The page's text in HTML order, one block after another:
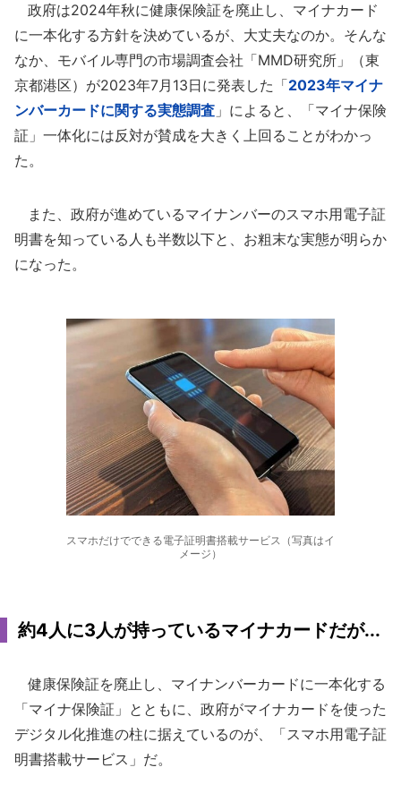
政府は2024年秋に健康保険証を廃止し、マイナカード
に一本化する方針を決めているが、大丈夫なのか。そんな
なか、モバイル専門の市場調査会社「MMD研究所」（東
京都港区）が2023年7月13日に発表した「2023年マイナ
ンバーカードに関する実態調査 」によると、「マイナ保険
証」一体化には反対が賛成を大きく上回ることがわかっ
た。
また、政府が進めているマイナンバーのスマホ用電子証
明書を知っている人も半数以下と、お粗末な実態が明らか
になった。
スマホだけでできる電子証明書搭載サービス（写真はイ
メージ）
約4人に3人が持っているマイナカードだが...
健康保険証を廃止し、マイナンバーカードに一本化する
「マイナ保険証」とともに、政府がマイナカードを使った
デジタル化推進の柱に据えているのが、「スマホ用電子証
明書搭載サービス」だ。